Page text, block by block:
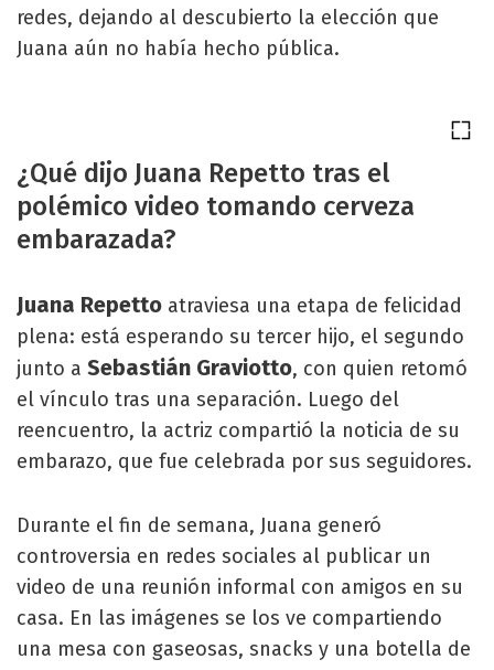
redes, dejando al descubierto la elección que
Juana aún no había hecho pública.
¿Qué dijo Juana Repetto tras el
polémico video tomando cerveza
embarazada?
Juana Repetto atraviesa una etapa de felicidad
plena: está esperando su tercer hijo, el segundo
junto a Sebastián Graviotto, con quien retomó
el vínculo tras una separación. Luego del
reencuentro, la actriz compartió la noticia de su
embarazo, que fue celebrada por sus seguidores.
Durante el fin de semana, Juana generó
controversia en redes sociales al publicar un
video de una reunión informal con amigos en su
casa. En las imágenes se los ve compartiendo
una mesa con gaseosas, snacks y una botella de